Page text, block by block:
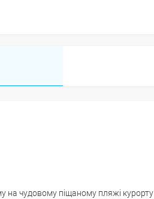
на чудовому піщаному пляжі курорту